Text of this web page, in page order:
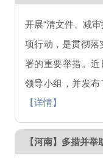
开展“清文件、减
项行动，是贯彻落
署的重要举措。近
领导小组，并发布
【详情】
【河南】多措并